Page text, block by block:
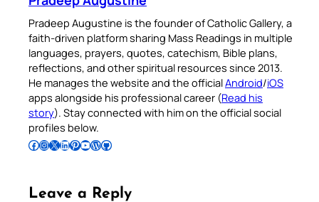
Pradeep Augustine is the founder of Catholic Gallery, a
faith-driven platform sharing Mass Readings in multiple
languages, prayers, quotes, catechism, Bible plans,
reflections, and other spiritual resources since 2013.
He manages the website and the officialAndroid/iOS
apps alongside his professional career (Read his
story). Stay connected with him on the official social
profiles below.
Follow Pradeep on Facebook Follow Pradeep on InstagramFollow Pradeep on X Follow Pradeep on LinkedIn Follow Pradeep on Pinterest Subscribe to Pradeep’s Youtube Channel Follow Pradeep on WordPress Follow Pradeep on GitHub
Leave a Reply